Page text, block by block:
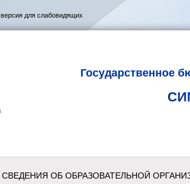
версия для слабовидящих
Государственное
СВЕДЕНИЯ ОБ ОБРАЗОВАТЕЛЬНОЙ